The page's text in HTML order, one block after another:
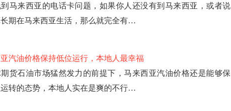
马来西亚的电话卡问题，如果你人还没有到马来西亚，或者说
期在马来西亚生活，那么就完全有…
汽油价格保持低位运行，本地人最幸福
货石油市场猛然发力的前提下，马来西亚汽油价格还是能够保
转的态势，本地人实在是爽的不行…